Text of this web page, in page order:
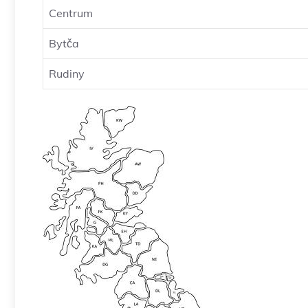
Centrum
Bytča
Rudiny